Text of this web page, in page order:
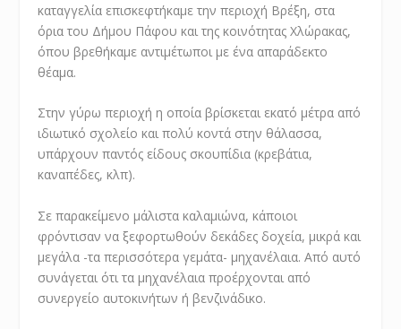
καταγγελία επισκεφτήκαμε την περιοχή Βρέξη, στα
όρια του Δήμου Πάφου και της κοινότητας Χλώρακας,
όπου βρεθήκαμε αντιμέτωποι με ένα απαράδεκτο
θέαμα.
Στην γύρω περιοχή η οποία βρίσκεται εκατό μέτρα από
ιδιωτικό σχολείο και πολύ κοντά στην θάλασσα,
υπάρχουν παντός είδους σκουπίδια (κρεβάτια,
καναπέδες, κλπ).
Σε παρακείμενο μάλιστα καλαμιώνα, κάποιοι
φρόντισαν να ξεφορτωθούν δεκάδες δοχεία, μικρά και
μεγάλα -τα περισσότερα γεμάτα- μηχανέλαια. Από αυτό
συνάγεται ότι τα μηχανέλαια προέρχονται από
συνεργείο αυτοκινήτων ή βενζινάδικο.